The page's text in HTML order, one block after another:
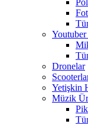
Youtuber
Dronelar
Yetişkin
Müzik